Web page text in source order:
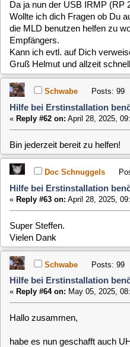
Schwabe Posts: 99
Hilfe bei Erstinstallation benötigt
«Reply #62 on:April 28, 2025, 09:19:29 »
Bin jederzeit bereit zu helfen!
Doc Schnuggels
Hilfe bei Erstinstallation benötigt
«Reply #63 on:April 28, 2025, 09:23:05 »
Super Steffen.
Hilfe bei Erstinstallation benötigt
« Reply #64 on: May 05, 2025, 08:54:29 »
Hallo zusammen,
habe es nun geschafft auch UHD
Zwei neue Kabel und schon ging es.
Bin nun mit MLD sehr zufrieden.
Kleinigkeiten
Gibt es die Möglichkeit aus Kodi
herunterzufahren? Gelang mir bisher
Ausschalten) führt wieder zurück
clausmuus
«Reply #65 on:May 05, 2025, 10:50:15 »